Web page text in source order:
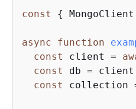
const {
async function
const
client =
const
db =
const
collection